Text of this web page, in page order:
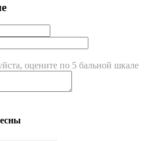
оцените по 5 бальной шкале